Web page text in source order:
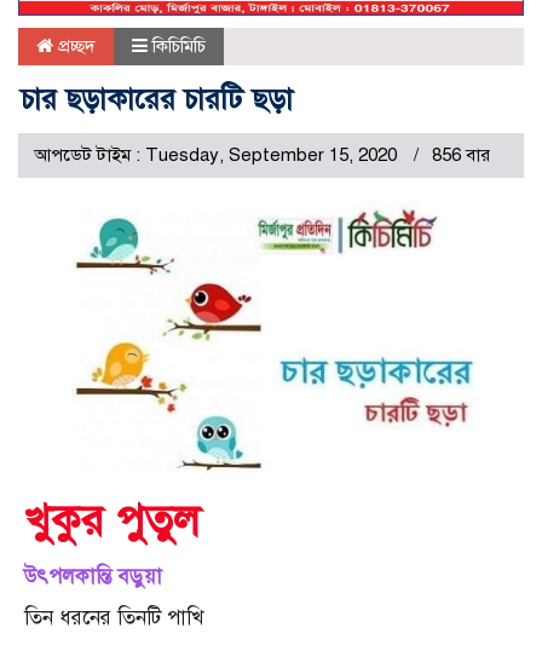
প্রচ্ছদ কিচিমিচি
চার ছড়াকারের চারটি ছড়া
আপডেট টাইম : Tuesday, September 15, 2020 856 বার
খুকুর পুতুল
উৎপলকান্তি বড়ুয়া
তিন ধরনের তিনটি পাখি